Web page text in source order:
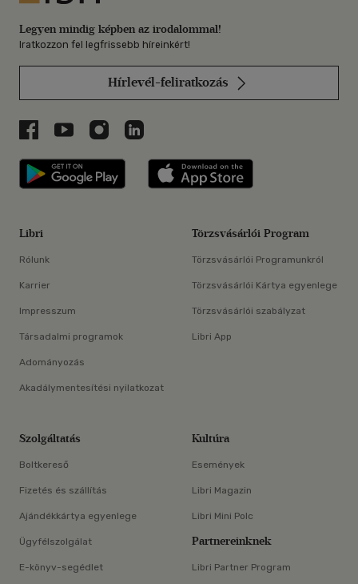
Legyen mindig képben az irodalommal!
Iratkozzon fel legfrissebb híreinkért!
Hírlevél-feliratkozás
Libri a Facebookon
Libri a Youtube-on
Libri az Instagramon
Libri a LinkedInen
Libri applikáció Szerezd meg: Google
Libri
Rólunk
Karrier
Impresszum
Társadalmi programok
Adományozás
Akadálymentesítési nyilatkozat
Törzsvásárlói Program
Törzsvásárlói Programunkról
Törzsvásárlói Kártya egyenlege
Törzsvásárlói szabályzat
Libri App
Szolgáltatás
Boltkereső
Fizetés és szállítás
Ajándékkártya egyenlege
Ügyfélszolgálat
E-könyv-segédlet
Kultúra
Események
Libri Magazin
Libri Mini Polc
Partnereinknek
Libri Partner Program